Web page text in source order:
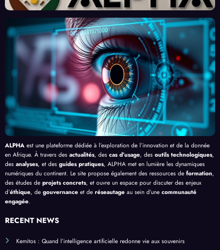
urs
Clic »
en
Afriq
Front
contr
e le
Palud
isme
en
Afriq
ue
Prom
esses
, au-
delà
de
Bang
ui
ent
l’Effi
cacit
é de
l’IA
ALPHA est une plateforme dédiée à l’exploration de l’innovation et de la donnée
en Afrique. À travers des actualités, des cas d’usage, des outils technologiques,
des analyses, et des guides pratiques, ALPHA met en lumière les dynamiques
numériques du continent. Le site propose également des ressources de formation,
des études de projets concrets, et ouvre un espace pour discuter des enjeux
d’éthique, de gouvernance et de réseautage au sein d’une communauté
engagée.
RECENT NEWS
Kemitos : Quand l’intelligence artificielle redonne vie aux souvenirs